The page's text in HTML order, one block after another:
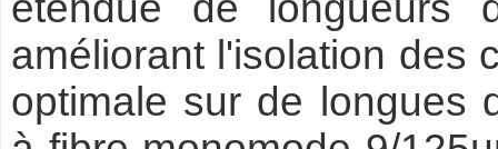
améliorant l'isolation des
optimale sur de longues